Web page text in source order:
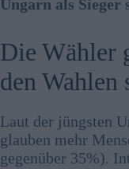
Ungarn als Sieger
Die Wähler
den
Laut der jüngsten
glauben mehr
gegenüber 35%).